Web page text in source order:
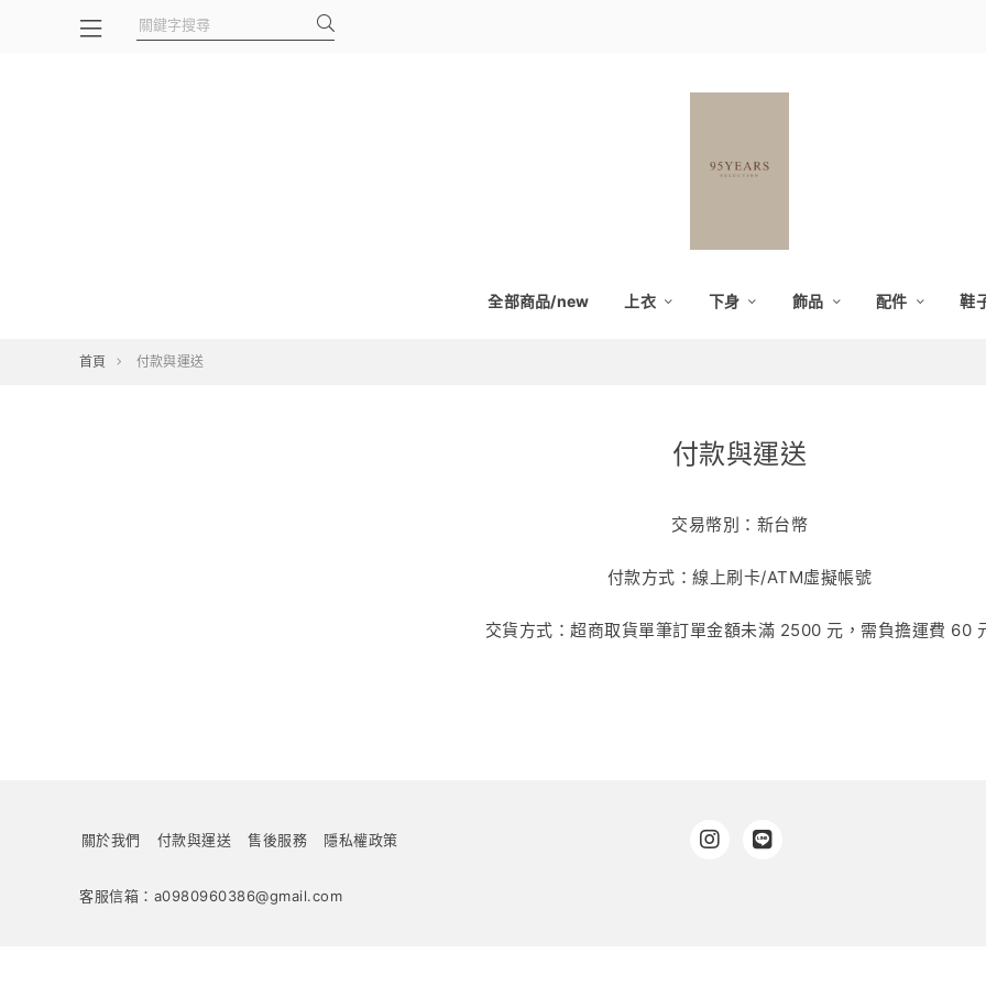
全部商品/new 上衣 下身 飾品 配件 鞋
首頁 付款與運送
付款與運送
交易幣別：新台幣
付款方式：線上刷卡/ATM虛擬帳號
交貨方式：超商取貨單筆訂單金額未滿 2500 元，需負擔運費 60
關於我們 付款與運送 售後服務 隱私權政策
客服信箱：a0980960386@gmail.com